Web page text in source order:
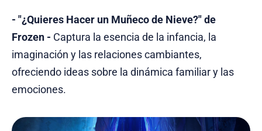
- "¿Quieres Hacer un Muñeco de Nieve?" de
Frozen - Captura la esencia de la infancia, la
imaginación y las relaciones cambiantes,
ofreciendo ideas sobre la dinámica familiar y las
emociones.